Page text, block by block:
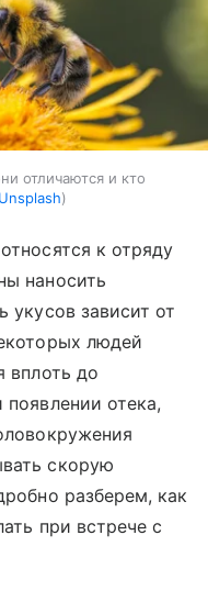
отличаются и кто
Unsplash
к отряду
наносить
укусов зависит от
людей
вплоть до
отека,
скорую
разберем, как
при встрече с